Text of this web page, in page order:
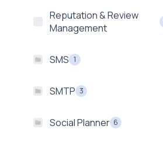
Reputation & Review
Management
SMS 1
SMTP 3
Social Planner 6